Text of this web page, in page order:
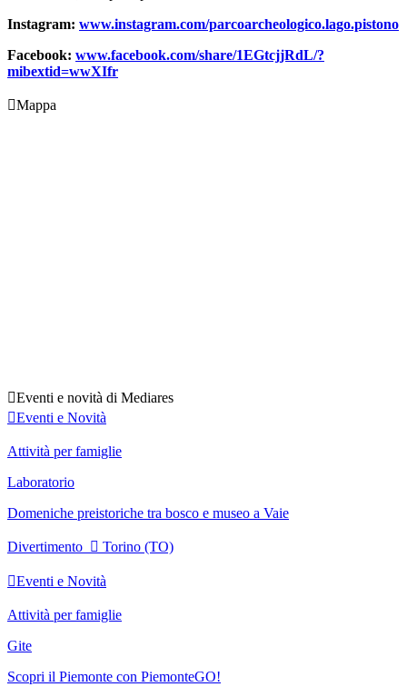
Instagram: www.instagram.com/parcoarcheologico.lago.pistono
Facebook: www.facebook.com/share/1EGtcjjRdL/?
mibextid=wwXIfr
Mappa
Eventi e novità di Mediares
Eventi e Novità
Attività per famiglie
Laboratorio
Domeniche preistoriche tra bosco e museo a Vaie
Divertimento  Torino (TO)
Eventi e Novità
Attività per famiglie
Gite
Scopri il Piemonte con PiemonteGO!